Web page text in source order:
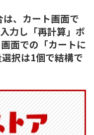
、カート画面で
力し「再計算」ボ
面での「カートに
択は1個で結構で